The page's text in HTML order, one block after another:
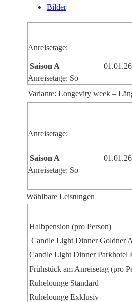
Bilder
Anreisetage:
Saison A
Anreisetage: So
Variante: Longevity week –
Anreisetage:
Saison A
Anreisetage: So
Wählbare Leistungen
Halbpension(pro Person)
Candle Light Dinner Goldner
Candle Light Dinner Parkhotel
Frühstück am Anreisetag(pro
Ruhelounge Standard
Ruhelounge Exklusiv